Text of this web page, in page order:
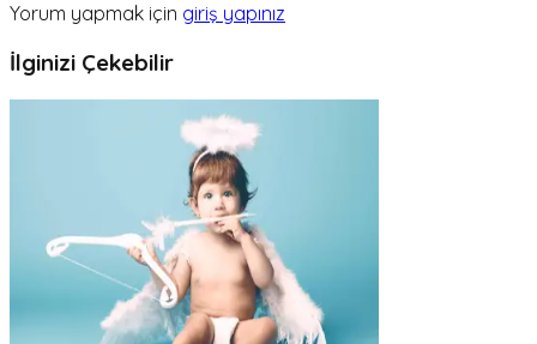
Yorum yapmak için giriş yapınız
İlginizi Çekebilir